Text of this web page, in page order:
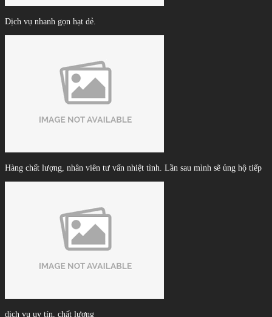
Dịch vụ nhanh gọn hạt dẻ.
Hàng chất lượng, nhân viên tư vấn nhiệt tình. Lần sau mình sẽ ủng hộ tiếp
dịch vụ uy tín, chất lượng